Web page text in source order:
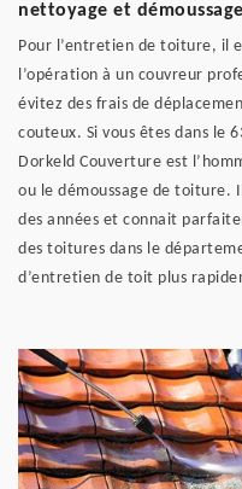
nettoyage et
Pour l’entretien de toiture, il
l’opération à un couvreur
évitez des frais de
couteux. Si vous êtes dans le
Dorkeld Couverture est
ou le démoussage de toiture.
des années et connait
des toitures dans le
d’entretien de toit plus